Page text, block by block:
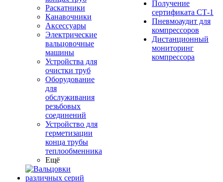
Раскатники
Канавочники
Аксессуары
Электрические
вальцовочные
машины
Устройства для
очистки труб
Оборудование
для
обслуживания
резьбовых
соединений
Устройство для
герметизации
конца трубы
теплообменника
Ещё
Получение
сертификата СТ-1
Пневмоаудит для
компрессоров
Дистанционный
мониторинг
компрессора